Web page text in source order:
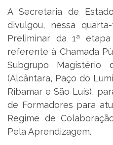
A Secretaria de
divulgou, nessa
Preliminar da 1ª
referente à Chamada
Subgrupo
(Alcântara, Paço do
Ribamar e São Luís),
de Formadores para
Regime de
Pela Aprendizagem.